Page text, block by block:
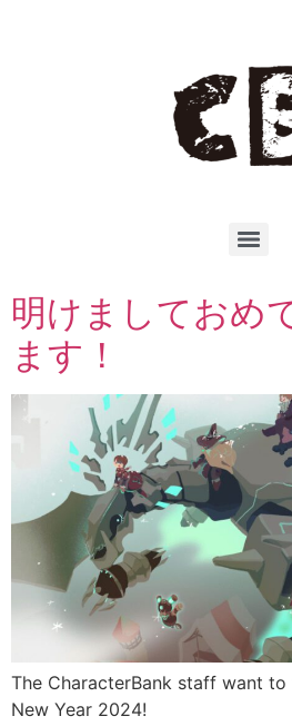
明けましておめ
ます！
The CharacterBank staff want
New Year 2024!